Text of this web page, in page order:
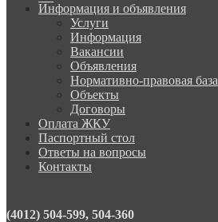
Информация и объявления
Услуги
Информация
Вакансии
Объявления
Нормативно-правовая база
Объекты
Договоры
Оплата ЖКУ
Паспортный стол
Ответы на вопросы
Контакты
(4012) 504-599, 504-360